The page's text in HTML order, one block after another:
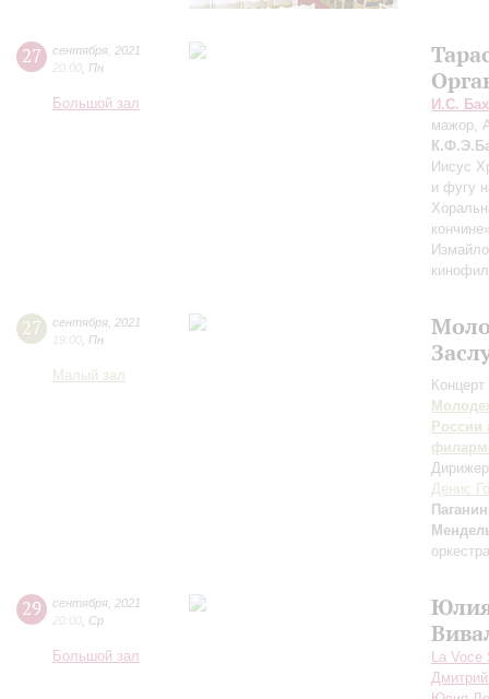
27 сентября 2021
20:00 Пн
Большой зал
И.С. Бах
мажор,
Иисус
и фугу
27 сентября 2021
19:00 Пн
Малый зал
России
Денис
29 сентября 2021
20:00 Ср
Большой зал
La